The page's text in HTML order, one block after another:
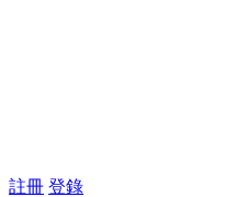
註冊 登錄